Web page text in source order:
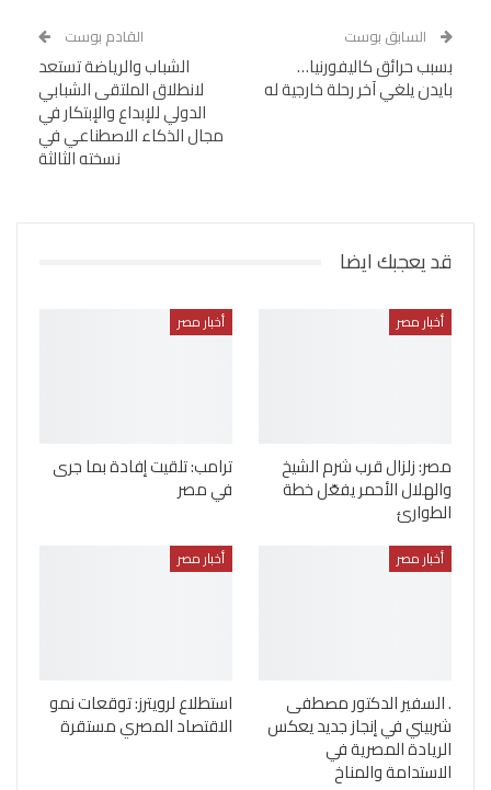
السابق بوست
بسبب حرائق كاليفورنيا…
بايدن يلغي آخر رحلة خارجية له
القادم بوست
الشباب والرياضة تستعد
لانطلاق الملتقى الشبابي
الدولي للإبداع والإبتكار في
مجال الذكاء الاصطناعي في
نسخته الثالثة
قد يعجبك ايضا
أخبار مصر
مصر: زلزال قرب شرم الشيخ
والهلال الأحمر يفعّل خطة
الطوارئ
أخبار مصر
ترامب: تلقيت إفادة بما جرى
في مصر
أخبار مصر
. السفير الدكتور مصطفى
شربيني في إنجاز جديد يعكس
الريادة المصرية في
الاستدامة والمناخ
أخبار مصر
استطلاع لرويترز: توقعات نمو
الاقتصاد المصري مستقرة